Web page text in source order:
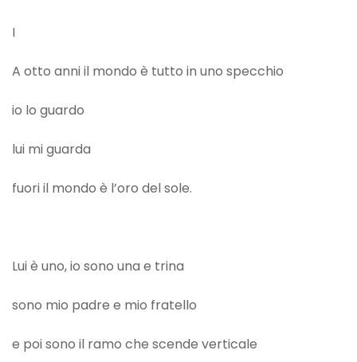
I
A otto anni il mondo è tutto in uno specchio
io lo guardo
lui mi guarda
fuori il mondo è l’oro del sole.
Lui è uno, io sono una e trina
sono mio padre e mio fratello
e poi sono il ramo che scende verticale